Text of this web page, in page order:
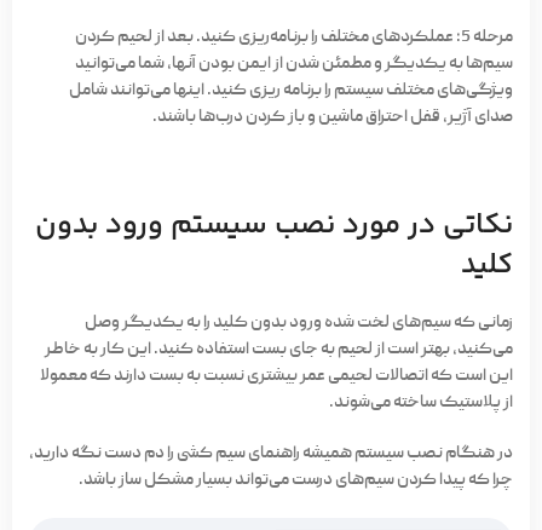
مرحله 5:
عملکردهای مختلف را برنامه‌ریزی کنید. بعد از لحیم کردن
سیم‌ها به یکدیگر و مطمئن شدن از ایمن بودن آنها، شما می‌توانید
ویژگی‌های مختلف سیستم را برنامه ریزی کنید. اینها می‌توانند شامل
صدای آژیر، قفل احتراق ماشین و باز کردن درب‌ها باشند.
نکاتی در مورد نصب سیستم ورود بدون
کلید
زمانی که سیم‌های لخت شده ورود بدون کلید را به یکدیگر وصل
می‌کنید، بهتر است از لحیم به جای بست استفاده کنید. این کار به خاطر
این است که اتصالات لحیمی عمر بیشتری نسبت به بست دارند که معمولا
از پلاستیک ساخته می‌شوند.
در هنگام نصب سیستم همیشه راهنمای سیم کشی را دم دست نگه دارید،
چرا که پیدا کردن سیم‌های درست می‌تواند بسیار مشکل ساز باشد.